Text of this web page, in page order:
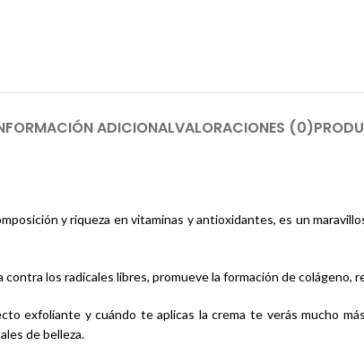
ADICIONALVALORACIONES (0)
y riqueza en vitaminas y antioxidantes, es un
los radicales libres, promueve la formación de
exfoliante y cuándo te aplicas la crema te verás mucho
de belleza.